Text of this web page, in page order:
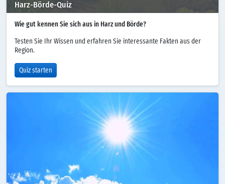
Harz-Börde-Quiz
Wie gut kennen Sie sich aus in Harz und Börde?
Testen Sie Ihr Wissen und erfahren Sie interessante Fakten aus der
Region.
Quiz starten